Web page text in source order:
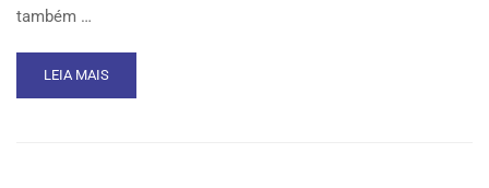
também …
READ
MORE
LEIA MAIS